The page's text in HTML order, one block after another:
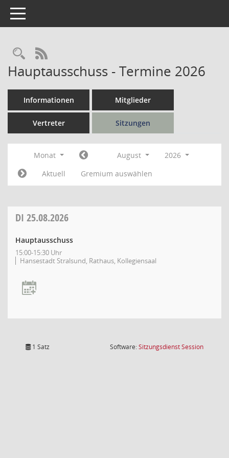
Toggle navigation
Rechercheauswahl
RSS-Feed
Hauptausschuss - Termine 2026
Informationen Mitglieder
Vertreter Sitzungen
Monat August
2026
Aktuell
Gremium auswählen
DI 25.08.2026
Hauptausschuss
15:00-15:30 Uhr
Hansestadt Stralsund, Rathaus, Kollegiensaal
1 Satz Software:SitzungsdienstSession(Wird in